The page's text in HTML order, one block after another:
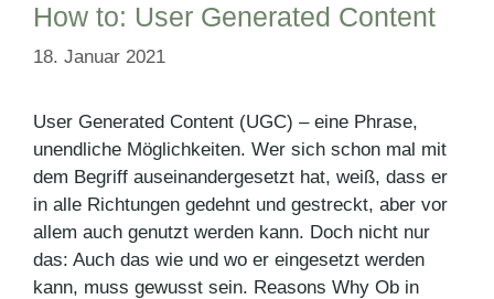
How to: User Generated Content
18. Januar 2021
User Generated Content (UGC) – eine Phrase,
unendliche Möglichkeiten. Wer sich schon mal mit
dem Begriff auseinandergesetzt hat, weiß, dass er
in alle Richtungen gedehnt und gestreckt, aber vor
allem auch genutzt werden kann. Doch nicht nur
das: Auch das wie und wo er eingesetzt werden
kann, muss gewusst sein. Reasons Why Ob in